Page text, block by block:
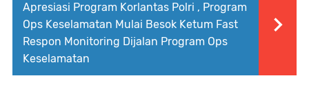
Apresiasi Program Korlantas Polri , Program
Ops Keselamatan Mulai Besok Ketum Fast
Respon Monitoring Dijalan Program Ops
Keselamatan